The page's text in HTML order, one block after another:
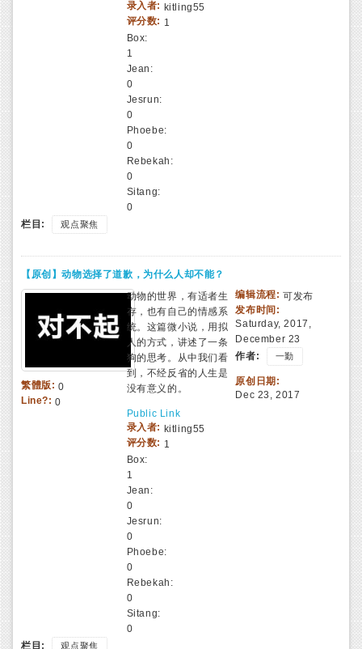
录入者: kitling55
评分数: 1
Box:
1
Jean:
0
Jesrun:
0
Phoebe:
0
Rebekah:
0
Sitang:
0
栏目: 观点聚焦
【原创】动物选择了道歉，为什么人却不能？
繁體版: 0
Line?:0
动物的世界，有适者生
存，也有自己的情感系
统。这篇微小说，用拟
人的方式，讲述了一条
狗的思考。从中我们看
到，不经反省的人生是
没有意义的。
Public Link
录入者: kitling55
评分数: 1
Box:
1
Jean:
0
Jesrun:
0
Phoebe:
0
Rebekah:
0
Sitang:
0
编辑流程: 可发布
发布时间:
Saturday, 2017,
December 23
作者:
一勤
原创日期:
Dec 23, 2017
栏目: 观点聚焦